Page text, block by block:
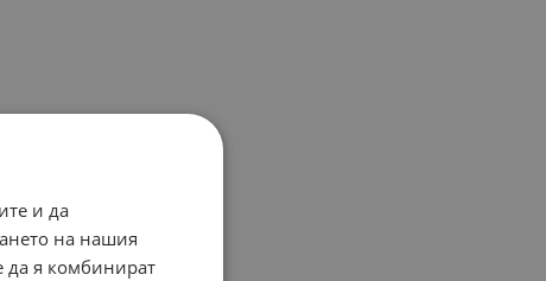
и да
на нашия
да я комбинират